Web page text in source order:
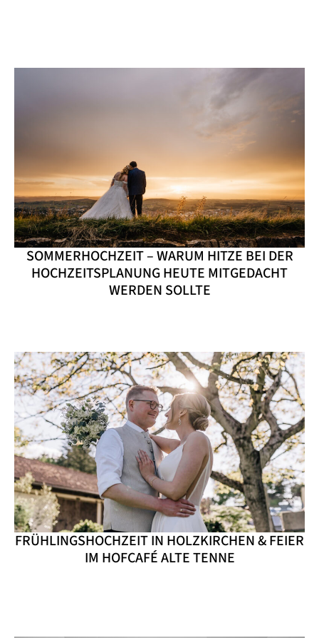
SOMMERHOCHZEIT – WARUM HITZE BEI DER
HOCHZEITSPLANUNG HEUTE MITGEDACHT
WERDEN SOLLTE
FRÜHLINGSHOCHZEIT IN HOLZKIRCHEN & FEIER
IM HOFCAFÉ ALTE TENNE